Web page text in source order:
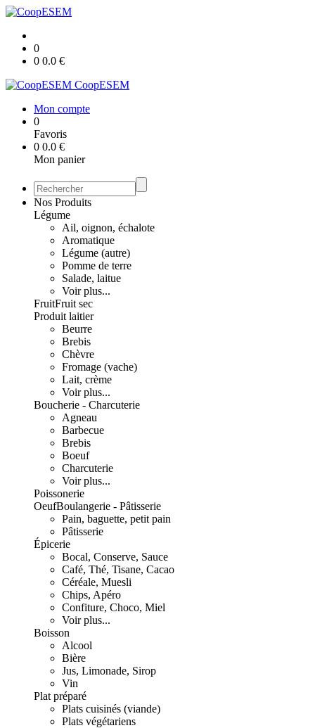
0
0 0.0 €
CoopESEM
Mon compte
0
Favoris
0 0.0 €
Mon panier
Nos Produits
Légume
Ail, oignon, échalote
Aromatique
Légume (autre)
Pomme de terre
Salade, laitue
Voir plus...
FruitFruit sec
Produit laitier
Beurre
Brebis
Chèvre
Fromage (vache)
Lait, crème
Voir plus...
Boucherie - Charcuterie
Agneau
Barbecue
Brebis
Boeuf
Charcuterie
Voir plus...
Poissonerie
OeufBoulangerie - Pâtisserie
Pain, baguette, petit pain
Pâtisserie
Épicerie
Bocal, Conserve, Sauce
Café, Thé, Tisane, Cacao
Céréale, Muesli
Chips, Apéro
Confiture, Choco, Miel
Voir plus...
Boisson
Alcool
Bière
Jus, Limonade, Sirop
Vin
Plat préparé
Plats cuisinés (viande)
Plats végétariens